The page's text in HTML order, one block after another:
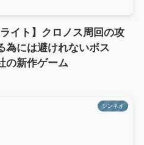
イト】クロノス周回の攻
為には避けれないボス
の新作ゲーム
シンネオ